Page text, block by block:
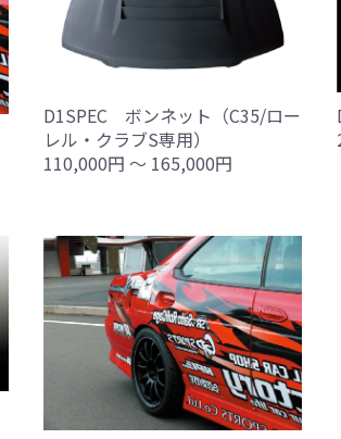
D1SPEC ボンネット（C35/ロー
レル・クラブS専用）
110,000円 ～ 165,000円